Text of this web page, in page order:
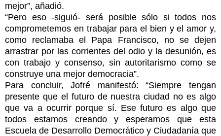
mejor”, añadió.
“Pero eso -siguió- será posible sólo si todos nos
comprometemos en trabajar para el bien y el amor y,
como reclamaba el Papa Francisco, no se dejen
arrastrar por las corrientes del odio y la desunión, es
con trabajo y consenso, sin autoritarismo como se
construye una mejor democracia”.
Para concluir, Jofré manifestó: “Siempre tengan
presente que el futuro de nuestra ciudad no es algo
que va a ocurrir porque sí. Ese futuro es algo que
todos estamos creando y esperamos que esta
Escuela de Desarrollo Democrático y Ciudadanía que